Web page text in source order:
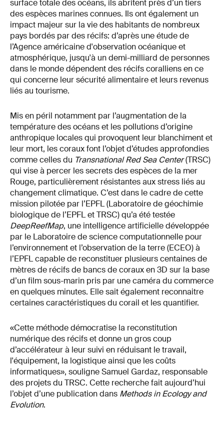
surface totale des océans, ils abritent près d’un tiers
des espèces marines connues. Ils ont également un
impact majeur sur la vie des habitants de nombreux
pays bordés par des récifs: d’après une étude de
l’Agence américaine d'observation océanique et
atmosphérique, jusqu'à un demi-milliard de personnes
dans le monde dépendent des récifs coralliens en ce
qui concerne leur sécurité alimentaire et leurs revenus
liés au tourisme.
Mis en péril notamment par l’augmentation de la
température des océans et les pollutions d’origine
anthropique locales qui provoquent leur blanchiment et
leur mort, les coraux font l’objet d’études approfondies
comme celles du Transnational Red Sea Center(TRSC)
qui vise à percer les secrets des espèces de la mer
Rouge, particulièrement résistantes aux stress liés au
changement climatique. C’est dans le cadre de cette
mission pilotée par l’EPFL (Laboratoire de géochimie
biologique de l’EPFL et TRSC) qu’a été testée
DeepReefMap, une intelligence artificielle développée
par le Laboratoire de science computationnelle pour
l’environnement et l’observation de la terre (ECEO) à
l’EPFL capable de reconstituer plusieurs centaines de
mètres de récifs de bancs de coraux en 3D sur la base
d’un film sous-marin pris par une caméra du commerce
en quelques minutes. Elle sait également reconnaitre
certaines caractéristiques du corail et les quantifier.
«Cette méthode démocratise la reconstitution
numérique des récifs et donne un gros coup
d’accélérateur à leur suivi en réduisant le travail,
l'équipement, la logistique ainsi que les coûts
informatiques», souligne Samuel Gardaz, responsable
des projets du TRSC. Cette recherche fait aujourd’hui
l’objet d’une publication dans Methods in Ecology and
Evolution.